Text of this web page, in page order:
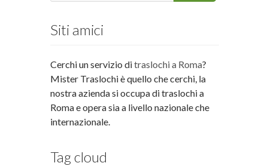
Siti amici
Cerchi un servizio ditraslochi a Roma?
Mister Traslochi è quello che cerchi, la
nostra azienda si occupa di traslochi a
Roma e opera sia a livello nazionale che
internazionale.
Tag cloud